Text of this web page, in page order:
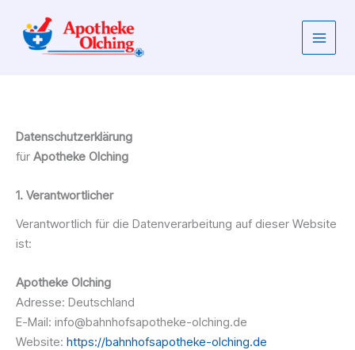
Inhalt
springen
Datenschutzerklärung
für Apotheke Olching
1. Verantwortlicher
Verantwortlich für die Datenverarbeitung auf dieser Website
ist:
Apotheke Olching
Adresse: Deutschland
E-Mail: info@bahnhofsapotheke-olching.de
Website: https://bahnhofsapotheke-olching.de